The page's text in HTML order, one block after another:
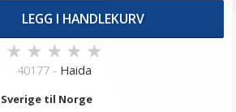
LEGG I HANDLEKURV
★ ★ ★ ★ ★
40177 - Haida
til Norge